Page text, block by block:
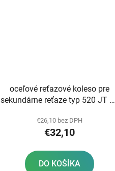
oceľové reťazové koleso pre
sekundárne reťaze typ 520 JT 51
€26,10 bez DPH
€32,10
DO KOŠÍKA